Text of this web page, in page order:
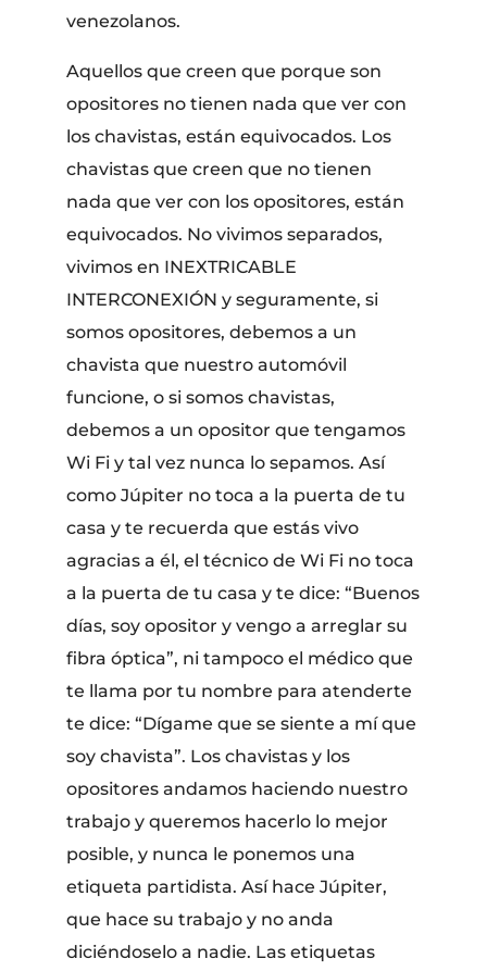
venezolanos.
Aquellos que creen que porque son
opositores no tienen nada que ver con
los chavistas, están equivocados. Los
chavistas que creen que no tienen
nada que ver con los opositores, están
equivocados. No vivimos separados,
vivimos en INEXTRICABLE
INTERCONEXIÓN y seguramente, si
somos opositores, debemos a un
chavista que nuestro automóvil
funcione, o si somos chavistas,
debemos a un opositor que tengamos
Wi Fi y tal vez nunca lo sepamos. Así
como Júpiter no toca a la puerta de tu
casa y te recuerda que estás vivo
agracias a él, el técnico de Wi Fi no toca
a la puerta de tu casa y te dice: “Buenos
días, soy opositor y vengo a arreglar su
fibra óptica”, ni tampoco el médico que
te llama por tu nombre para atenderte
te dice: “Dígame que se siente a mí que
soy chavista”. Los chavistas y los
opositores andamos haciendo nuestro
trabajo y queremos hacerlo lo mejor
posible, y nunca le ponemos una
etiqueta partidista. Así hace Júpiter,
que hace su trabajo y no anda
diciéndoselo a nadie. Las etiquetas